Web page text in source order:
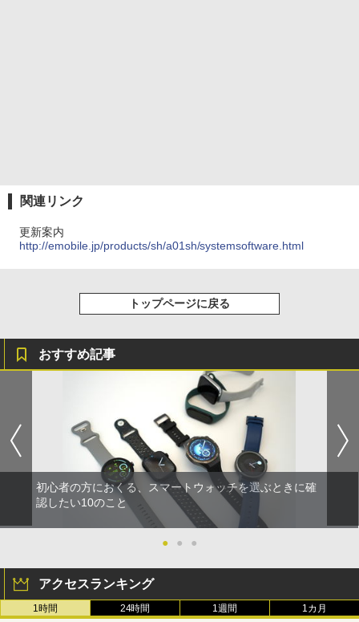
関連リンク
更新案内
http://emobile.jp/products/sh/a01sh/systemsoftware.html
トップページに戻る
おすすめ記事
初心者の方におくる、スマートウォッチを選ぶときに確
認したい10のこと
● ● ●
アクセスランキング
1時間 24時間 1週間 1カ月